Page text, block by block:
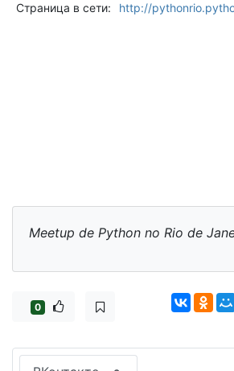
Страница в сети:
http://
Meetup de Python no Rio de
0